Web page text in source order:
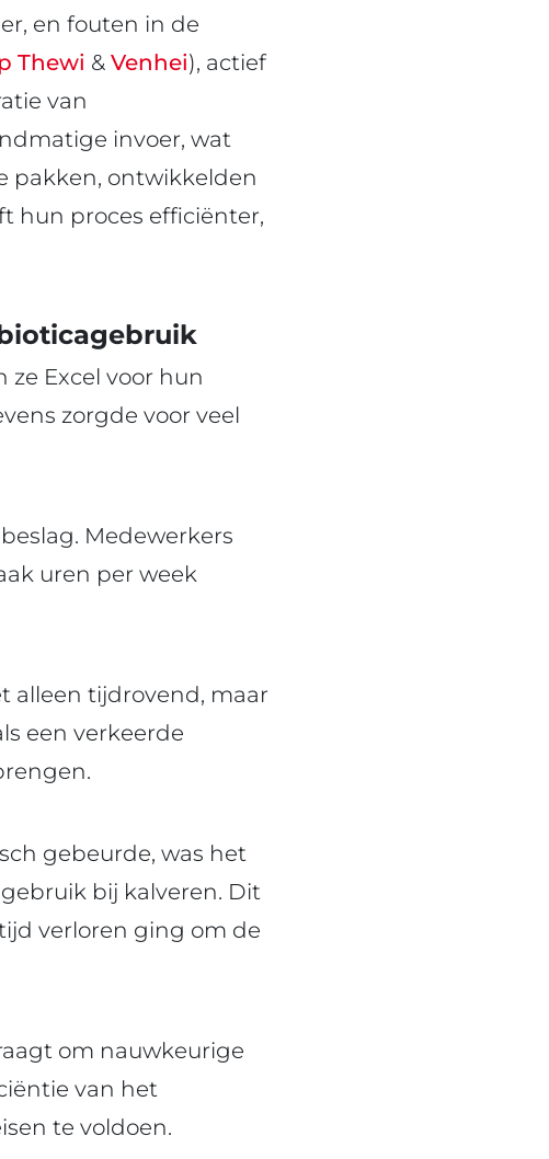
en fouten in de
Thewi & Venhei), actief
van
invoer, wat
pakken, ontwikkelden
hun proces efficiënter,
Excel voor hun
zorgde voor veel
Medewerkers
uren per week
alleen tijdrovend, maar
een verkeerde
gebeurde, was het
bij kalveren. Dit
verloren ging om de
om nauwkeurige
van het
te voldoen.